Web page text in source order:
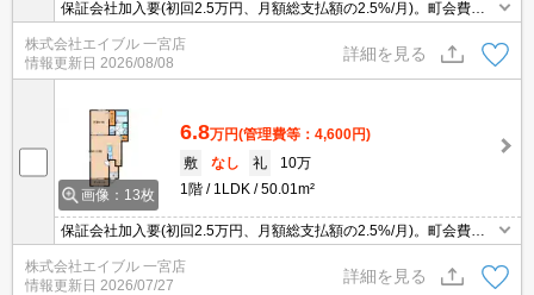
保証会社加入要(初回2.5万円、月額総支払額の2.5%/月)。町会費月3
50円。サポートシステム加入要1,980円/月。
株式会社エイブル 一宮店
情報更新日 2026/08/08
詳細を見る
画像：13枚
6.8万円(管理費等：4,600円)
敷
なし 礼
10万
1階
1LDK 50.01m²
保証会社加入要(初回2.5万円、月額総支払額の2.5%/月)。町会費月3
50円。サポートシステム加入要1,980円/月。
株式会社エイブル 一宮店
情報更新日 2026/07/27
詳細を見る